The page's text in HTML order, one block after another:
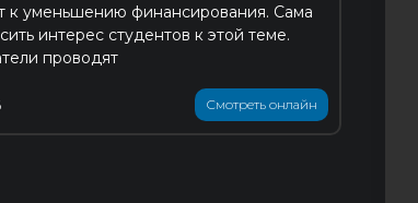
к уменьшению финансирования. Сама
интерес студентов к этой теме.
проводят
Смотреть онлайн